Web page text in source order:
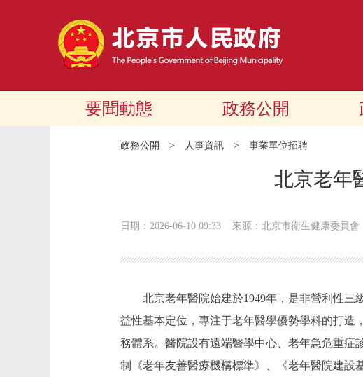
要聞動態 政務公開
政務公開 > 人事資訊 > 事業單位招聘
北京老年
日期：2026-06-10 09:33 來源：北京市衛生健康委員會
北京老年醫院始建於1949年，是非營利性三
益性基本定位，專注于老年醫學優勢學科的打造
務體系。醫院設有遠端醫學中心、老年急危重
制《老年友善醫療機構標準》、《老年醫院建設